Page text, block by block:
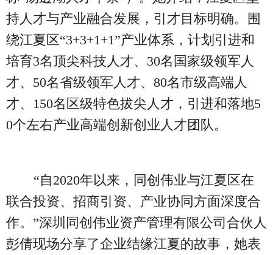
持人才与产业融合发展，引才目标明确。围
绕江夏区“3+3+1+1”产业体系，计划引进和
培育3名顶尖科技人才、30名国家级领军人
才、50名省级领军人才、80名市级高端人
才、150名区级特色拔尖人才，引进和落地5
0个左右产业高端创新创业人才团队。
“自2020年以来，同创伟业与江夏区在
联合投资、招商引资、产业协同方面深度合
作。”深圳同创伟业资产管理有限公司合伙人
彭倩现场分享了企业结缘江夏的故事，她表